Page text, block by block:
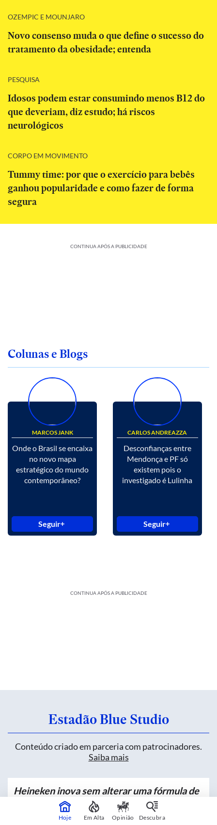
OZEMPIC E MOUNJARO
Novo consenso muda o que define o sucesso do
tratamento da obesidade; entenda
PESQUISA
Idosos podem estar consumindo menos B12 do
que deveriam, diz estudo; há riscos
neurológicos
CORPO EM MOVIMENTO
Tummy time: por que o exercício para bebês
ganhou popularidade e como fazer de forma
segura
CONTINUA APÓS A PUBLICIDADE
Colunas e Blogs
MARCOS JANK
Onde o Brasil se encaixa
no novo mapa
estratégico do mundo
contemporâneo?
Seguir
CARLOS ANDREAZZA
Desconfianças entre
Mendonça e PF só
existem pois o
investigado é Lulinha
Seguir
CONTINUA APÓS A PUBLICIDADE
Estadão Blue Studio
Conteúdo criado em parceria com patrocinadores.
Saiba mais
Heineken inova sem alterar uma fórmula de
mais de 150 anos
Hoje Em Alta Opinião Descubra